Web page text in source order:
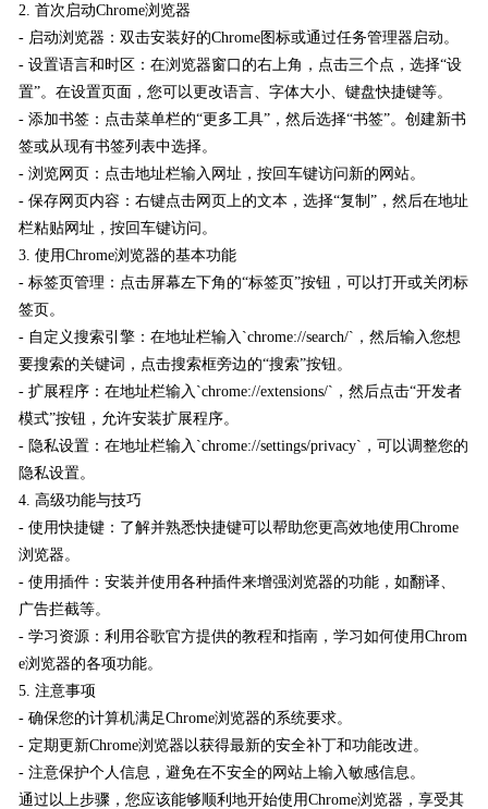
2. 首次启动Chrome浏览器
- 启动浏览器：双击安装好的Chrome图标或通过任务管理器启动。
- 设置语言和时区：在浏览器窗口的右上角，点击三个点，选择“设
置”。在设置页面，您可以更改语言、字体大小、键盘快捷键等。
- 添加书签：点击菜单栏的“更多工具”，然后选择“书签”。创建新书
签或从现有书签列表中选择。
- 浏览网页：点击地址栏输入网址，按回车键访问新的网站。
- 保存网页内容：右键点击网页上的文本，选择“复制”，然后在地址
栏粘贴网址，按回车键访问。
3. 使用Chrome浏览器的基本功能
- 标签页管理：点击屏幕左下角的“标签页”按钮，可以打开或关闭标
签页。
- 自定义搜索引擎：在地址栏输入`chrome://search/`，然后输入您想
要搜索的关键词，点击搜索框旁边的“搜索”按钮。
- 扩展程序：在地址栏输入`chrome://extensions/`，然后点击“开发者
模式”按钮，允许安装扩展程序。
- 隐私设置：在地址栏输入`chrome://settings/privacy`，可以调整您的
隐私设置。
4. 高级功能与技巧
- 使用快捷键：了解并熟悉快捷键可以帮助您更高效地使用Chrome
浏览器。
- 使用插件：安装并使用各种插件来增强浏览器的功能，如翻译、
广告拦截等。
- 学习资源：利用谷歌官方提供的教程和指南，学习如何使用Chrom
e浏览器的各项功能。
5. 注意事项
- 确保您的计算机满足Chrome浏览器的系统要求。
- 定期更新Chrome浏览器以获得最新的安全补丁和功能改进。
- 注意保护个人信息，避免在不安全的网站上输入敏感信息。
通过以上步骤，您应该能够顺利地开始使用Chrome浏览器，享受其